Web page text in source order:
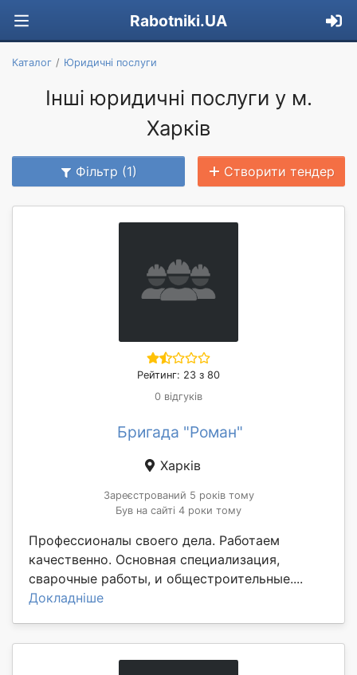
Rabotniki.UA
Каталог Юридичні послуги
Інші юридичні послуги у м.
Харків
Фільтр (1) Створити тендер
Рейтинг: 23 з 80
0 відгуків
Бригада "Роман"
Харків
Зареєстрований 5 років тому
Був на сайті 4 роки тому
Профессионалы своего дела. Работаем
качественно. Основная специализация,
сварочные работы, и общестроительные....
Докладніше